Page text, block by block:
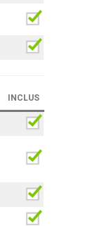
INCLUS